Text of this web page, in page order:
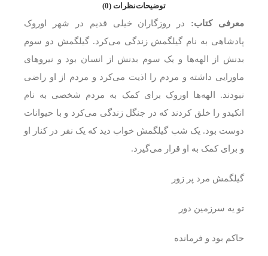
توضیحاتنظرات (0)
معرفی کتاب: در روزگاران خیلی قدیم در شهر اوروک
پادشاهی به نام گیلگمش زندگی می‌کرد. گیلگمش دو سوم
بدنش از الهه‌ها و یک سوم بدنش از انسان بود و نیروهای
ماورایی داشته و مردم را اذیت می‌کرد و مردم از او راضی
نبودند. الهه‌ها اوروک برای کمک به مردم شخصی به نام
انکیدو را خلق کردند که در جنگل زندگی می‌کرد و با حیوانات
دوست بود. یک شب گیلگمش خواب دید که یک نفر در کنار او
و برای کمک به او قرار می‌گیرد.
گیلگمش مرد پر زور
تو یه سرزمین دور
حاکم بود و فرمانده